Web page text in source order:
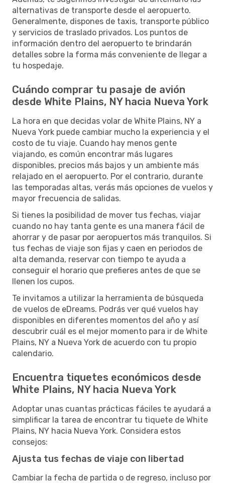
alternativas de transporte desde el aeropuerto.
Generalmente, dispones de taxis, transporte público
y servicios de traslado privados. Los puntos de
información dentro del aeropuerto te brindarán
detalles sobre la forma más conveniente de llegar a
tu hospedaje.
Cuándo comprar tu pasaje de avión
desde White Plains, NY hacia Nueva York
La hora en que decidas volar de White Plains, NY a
Nueva York puede cambiar mucho la experiencia y el
costo de tu viaje. Cuando hay menos gente
viajando, es común encontrar más lugares
disponibles, precios más bajos y un ambiente más
relajado en el aeropuerto. Por el contrario, durante
las temporadas altas, verás más opciones de vuelos y
mayor frecuencia de salidas.
Si tienes la posibilidad de mover tus fechas, viajar
cuando no hay tanta gente es una manera fácil de
ahorrar y de pasar por aeropuertos más tranquilos. Si
tus fechas de viaje son fijas y caen en periodos de
alta demanda, reservar con tiempo te ayuda a
conseguir el horario que prefieres antes de que se
llenen los cupos.
Te invitamos a utilizar la herramienta de búsqueda
de vuelos de eDreams. Podrás ver qué vuelos hay
disponibles en diferentes momentos del año y así
descubrir cuál es el mejor momento para ir de White
Plains, NY a Nueva York de acuerdo con tu propio
calendario.
Encuentra tiquetes económicos desde
White Plains, NY hacia Nueva York
Adoptar unas cuantas prácticas fáciles te ayudará a
simplificar la tarea de encontrar tu tiquete de White
Plains, NY hacia Nueva York. Considera estos
consejos:
Ajusta tus fechas de viaje con libertad
Cambiar la fecha de partida o de regreso, incluso por